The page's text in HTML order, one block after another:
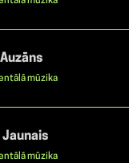
mūzika
Jaunais
mūzika